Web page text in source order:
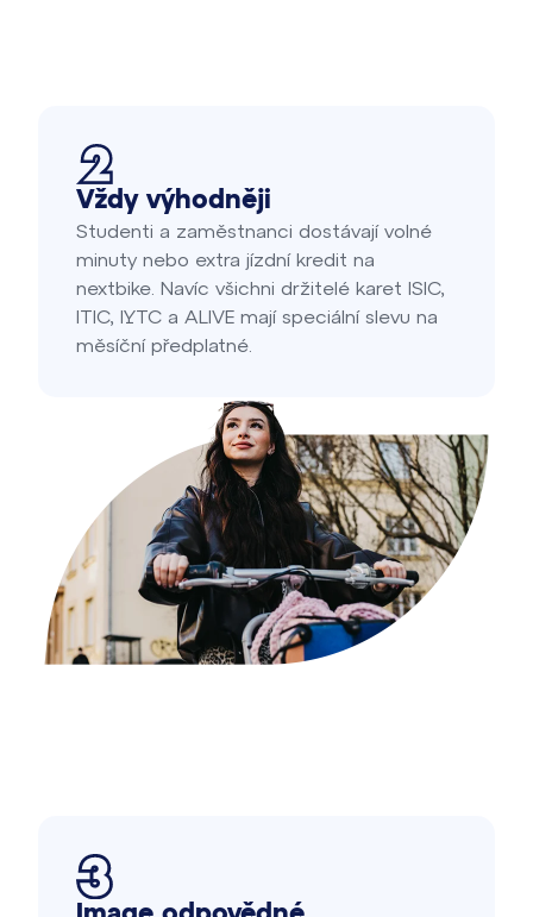
Vždy výhodněji
Studenti a zaměstnanci dostávají volné
minuty nebo extra jízdní kredit na
nextbike. Navíc všichni držitelé karet ISIC,
ITIC, IYTC a ALIVE mají speciální slevu na
měsíční předplatné.